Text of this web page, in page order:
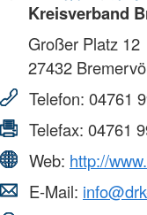
Kreisverband
Großer Platz 12
27432
Telefon: 04761
Telefax: 04761
Web: http://
E-Mail: